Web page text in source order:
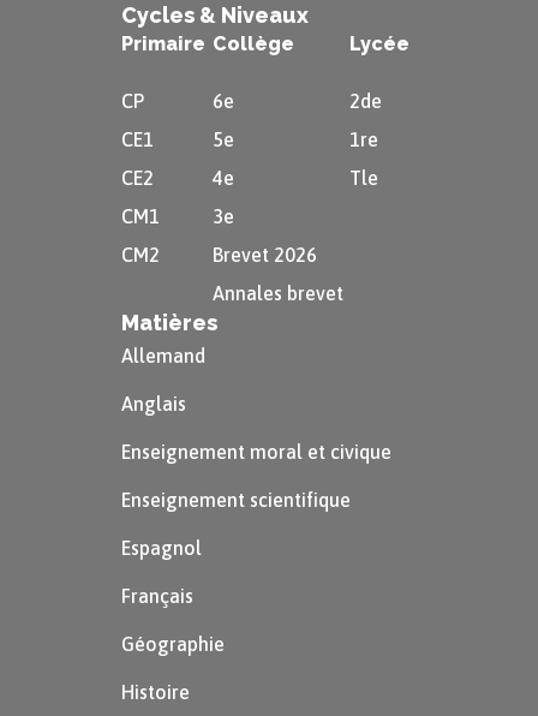
Cycles & Niveaux
Primaire
CP
CE1
CE2
CM1
CM2
Collège
6e
5e
4e
3e
Brevet 2026
Annales brevet
Lycée
2de
1re
Tle
Matières
Allemand
Anglais
Enseignement moral et civique
Enseignement scientifique
Espagnol
Français
Géographie
Histoire